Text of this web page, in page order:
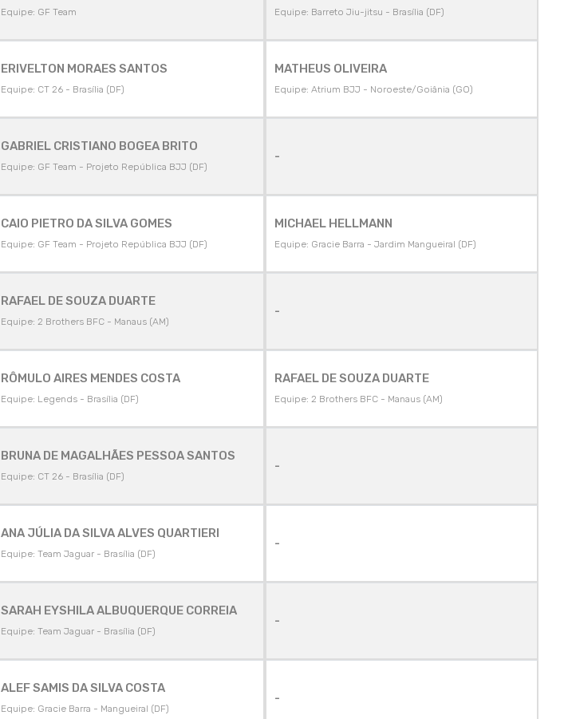
Equipe: GF Team Equipe: Barreto Jiu-jitsu - Brasília (DF)
ERIVELTON MORAES SANTOS
Equipe: CT 26 - Brasília (DF)
MATHEUS OLIVEIRA
Equipe: Atrium BJJ - Noroeste/Goiânia (GO)
GABRIEL CRISTIANO BOGEA BRITO
Equipe: GF Team - Projeto República BJJ (DF)
-
CAIO PIETRO DA SILVA GOMES
Equipe: GF Team - Projeto República BJJ (DF)
MICHAEL HELLMANN
Equipe: Gracie Barra - Jardim Mangueiral (DF)
RAFAEL DE SOUZA DUARTE
Equipe: 2 Brothers BFC - Manaus (AM)
-
RÔMULO AIRES MENDES COSTA
Equipe: Legends - Brasília (DF)
RAFAEL DE SOUZA DUARTE
Equipe: 2 Brothers BFC - Manaus (AM)
BRUNA DE MAGALHÃES PESSOA SANTOS
Equipe: CT 26 - Brasília (DF)
-
ANA JÚLIA DA SILVA ALVES QUARTIERI
Equipe: Team Jaguar - Brasília (DF)
-
SARAH EYSHILA ALBUQUERQUE CORREIA
Equipe: Team Jaguar - Brasília (DF)
-
ALEF SAMIS DA SILVA COSTA
Equipe: Gracie Barra - Mangueiral (DF)
-